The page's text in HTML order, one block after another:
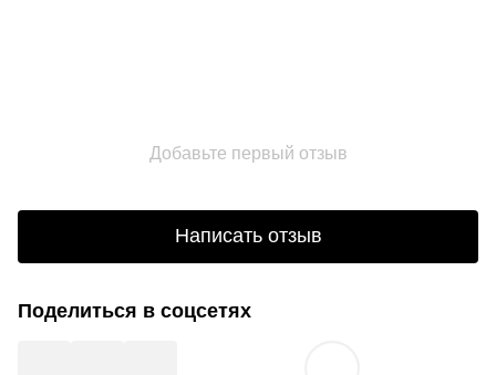
Добавьте первый отзыв
Написать отзыв
Поделиться в соцсетях